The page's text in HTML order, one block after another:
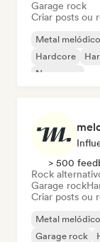
Garage rock
Criar posts ou
Metal melódico
Hardcore
New wave
> 500
Rock
Garage rock
Criar posts ou
Metal melódico
Garage rock